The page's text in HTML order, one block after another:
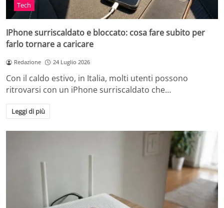
Tech
IPhone surriscaldato e bloccato: cosa fare subito per
farlo tornare a caricare
Redazione 24 Luglio 2026
Con il caldo estivo, in Italia, molti utenti possono
ritrovarsi con un iPhone surriscaldato che…
Leggi di più